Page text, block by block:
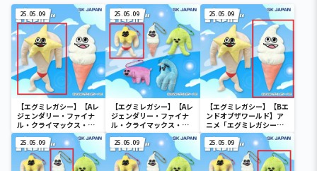
25.05.09
【エグミレガシー】【Aレ
ジェンダリー・ファイナ
ル・クライマックス・ボ
ム】アニメ「エグミレガ
シー」BIGぬいぐるみ
25.05.09
【エグミレガシー】【Aレ
ジェンダリー・ファイナ
ル・クライマックス・ボ
ム】アニメ「エグミレガ
シー」マスコット1
25.05.09
【エグミレガシー】【Bエ
ンドオブザワールド】ア
ニメ「エグミレガシー」
BIGぬいぐるみ
25.05.09 25.05.09 25.05.09